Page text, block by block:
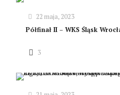
22 maja, 2023
Półfinał II – WKS Śląsk
3